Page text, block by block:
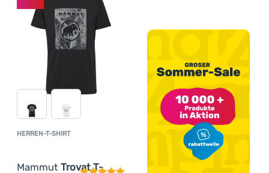
HERREN-T-SHIRT
Mammut Trovat T-